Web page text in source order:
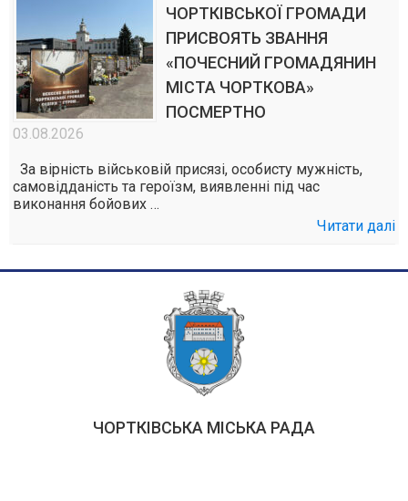
ЧОРТКІВСЬКОЇ ГРОМАДИ
ПРИСВОЯТЬ ЗВАННЯ
«ПОЧЕСНИЙ ГРОМАДЯНИН
МІСТА ЧОРТКОВА»
ПОСМЕРТНО
03.08.2026
За вірність військовій присязі, особисту мужність,
самовідданість та героїзм, виявленні під час
виконання бойових …
Читати далі
ЧОРТКІВСЬКА МІСЬКА РАДА